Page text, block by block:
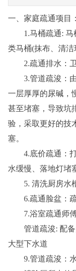
一、家庭疏通项目：
1.马桶疏通:
类马桶(抹布、清
2.疏通排水：
3.管道疏浚：
一层厚厚的尿碱，
甚至堵塞，导致坑
验，采取更好的技
塞。
4.底价疏通：
水缓慢、落地灯堵
5. 清洗厨房水
6.疏通脸盆：
7.浴室疏通师
管道疏浚: 配
大型下水道
9.管道疏浚：